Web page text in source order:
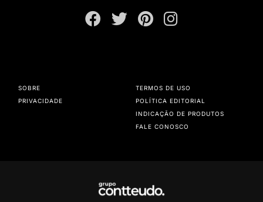
SOBRE
PRIVACIDADE
TERMOS DE USO
POLÍTICA EDITORIAL
INDICAÇÃO DE PRODUTOS
FALE CONOSCO